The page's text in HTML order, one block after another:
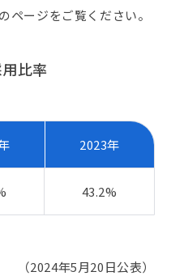
のページをご覧ください。
比率
2023年
43.2%
（2024年5月20日公表）